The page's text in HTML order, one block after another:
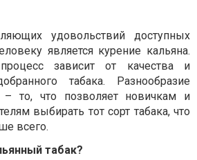
удовольствий доступных
является курение кальяна.
зависит от качества и
табака. Разнообразие
то, что позволяет новичкам и
выбирать тот сорт табака, что
всего.
табак?